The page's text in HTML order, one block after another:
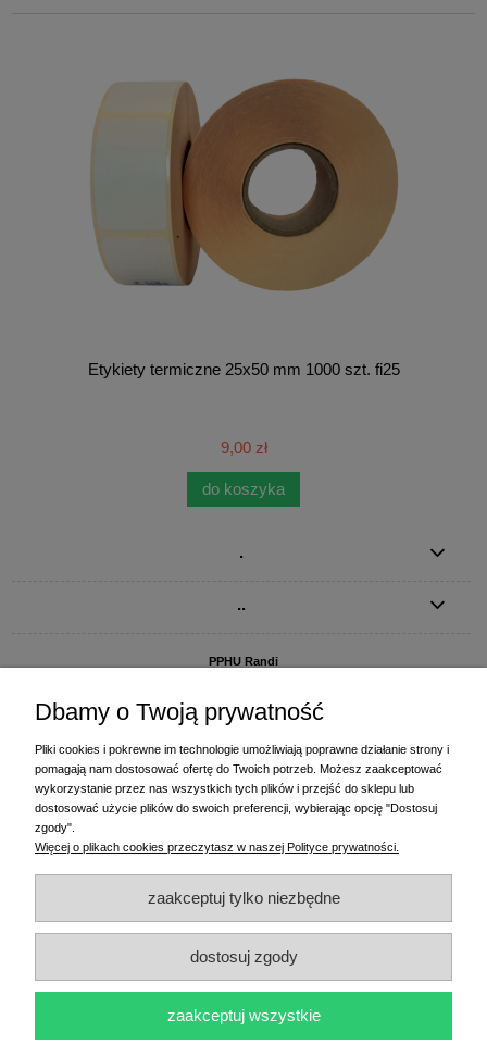
Etykiety termiczne 25x50 mm 1000 szt. fi25
9,00 zł
do koszyka
.
..
PPHU Randi
ul. Starogardzka 77 (wjazd od ul. Plażowej)
+48 58 770 31 80
- centrala
+48 58 770 31 83- wyceny i drukowanie etykiet
- Krzysztof - drukowanie etykiet,
(+48) 602 794 901- Sebastian - wyceny i doradztwo techniczne,biuro@randi.pl
Dbamy o Twoją prywatność
Pliki cookies i pokrewne im technologie umożliwiają poprawne działanie strony i
pomagają nam dostosować ofertę do Twoich potrzeb. Możesz zaakceptować
wykorzystanie przez nas wszystkich tych plików i przejść do sklepu lub
dostosować użycie plików do swoich preferencji, wybierając opcję "Dostosuj
zgody".
Więcej o plikach cookies przeczytasz w naszej Polityce prywatności.
zaakceptuj tylko niezbędne
dostosuj zgody
zaakceptuj wszystkie